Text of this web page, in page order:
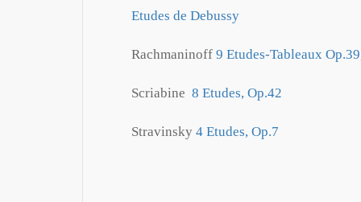
Etudes de Debussy
Rachmaninoff 9 Etudes-Tableaux Op.39
Scriabine 8 Etudes, Op.42
Stravinsky 4 Etudes, Op.7